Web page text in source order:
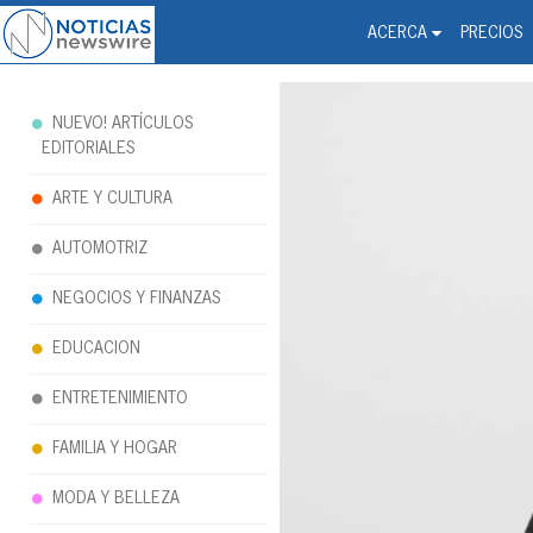
ACERCA PRECIOS
Noticias Newswire -
NUEVO! ARTÍCULOS
EDITORIALES
ARTE Y CULTURA
AUTOMOTRIZ
NEGOCIOS Y FINANZAS
EDUCACION
ENTRETENIMIENTO
FAMILIA Y HOGAR
MODA Y BELLEZA